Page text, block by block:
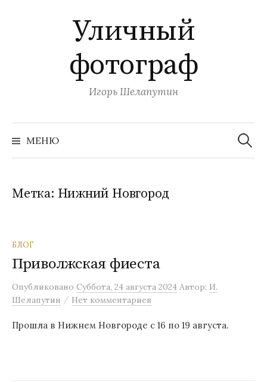
к
с
р
м
о
м
у
Уличный
фотограф
Игорь Шелапутин
МЕНЮ а
й
Метка: Нижний Новгород
БЛОГ
Приволжская фиеста
Опубликовано Суббота, 24 августа 2024 Автор: И.
Шелапутин / Нет комментариев
Прошла в Нижнем Новгороде с 16 по 19 августа.